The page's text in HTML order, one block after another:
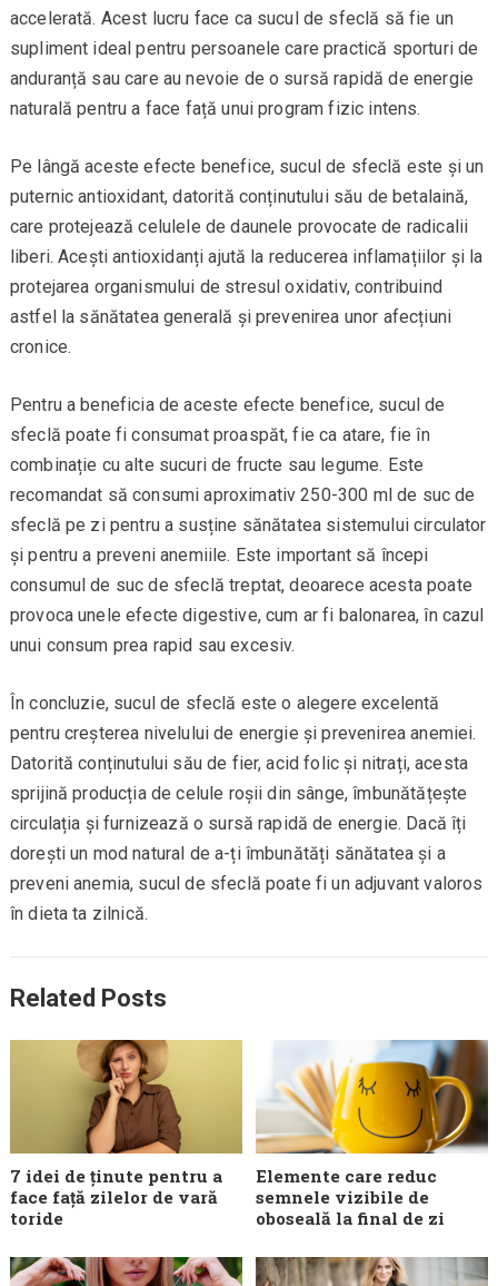
accelerată. Acest lucru face ca sucul de sfeclă să fie un
supliment ideal pentru persoanele care practică sporturi de
anduranță sau care au nevoie de o sursă rapidă de energie
naturală pentru a face față unui program fizic intens.
Pe lângă aceste efecte benefice, sucul de sfeclă este și un
puternic antioxidant, datorită conținutului său de betalaină,
care protejează celulele de daunele provocate de radicalii
liberi. Acești antioxidanți ajută la reducerea inflamațiilor și la
protejarea organismului de stresul oxidativ, contribuind
astfel la sănătatea generală și prevenirea unor afecțiuni
cronice.
Pentru a beneficia de aceste efecte benefice, sucul de
sfeclă poate fi consumat proaspăt, fie ca atare, fie în
combinație cu alte sucuri de fructe sau legume. Este
recomandat să consumi aproximativ 250-300 ml de suc de
sfeclă pe zi pentru a susține sănătatea sistemului circulator
și pentru a preveni anemiile. Este important să începi
consumul de suc de sfeclă treptat, deoarece acesta poate
provoca unele efecte digestive, cum ar fi balonarea, în cazul
unui consum prea rapid sau excesiv.
În concluzie, sucul de sfeclă este o alegere excelentă
pentru creșterea nivelului de energie și prevenirea anemiei.
Datorită conținutului său de fier, acid folic și nitrați, acesta
sprijină producția de celule roșii din sânge, îmbunătățește
circulația și furnizează o sursă rapidă de energie. Dacă îți
dorești un mod natural de a-ți îmbunătăți sănătatea și a
preveni anemia, sucul de sfeclă poate fi un adjuvant valoros
în dieta ta zilnică.
Related Posts
7 idei de ținute pentru a
face față zilelor de vară
toride
Elemente care reduc
semnele vizibile de
oboseală la final de zi